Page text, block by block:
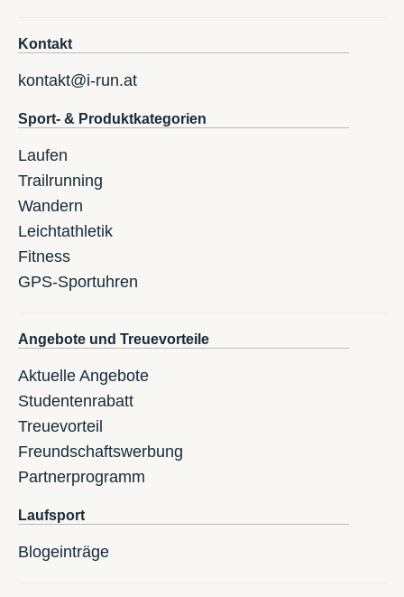
Kontakt
kontakt@i-run.at
Sport- & Produktkategorien
Laufen
Trailrunning
Wandern
Leichtathletik
Fitness
GPS-Sportuhren
Angebote und Treuevorteile
Aktuelle Angebote
Studentenrabatt
Treuevorteil
Freundschaftswerbung
Partnerprogramm
Laufsport
Blogeinträge